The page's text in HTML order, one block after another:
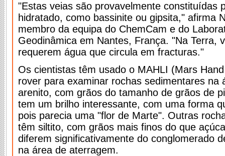
"Estas veias são provavelmente constituídas
hidratado, como bassinite ou gipsita," afirma
membro da equipa do ChemCam e do
Geodinâmica em Nantes, França. "Na Terra,
requerem água que circula em fracturas."
Os cientistas têm usado o MAHLI (Mars
rover para examinar rochas sedimentares na
arenito, com grãos do tamanho de grãos de
tem um brilho interessante, com uma forma
pois parecia uma "flor de Marte". Outras
têm siltito, com grãos mais finos do que
diferem significativamente do conglomerado
na área de aterragem.